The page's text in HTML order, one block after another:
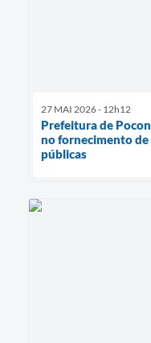
27 MAI 2026 - 12h12
Prefeitura de
no fornecimento
públicas